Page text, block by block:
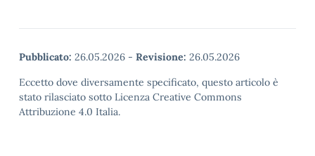
Pubblicato: 26.05.2026 - Revisione: 26.05.2026
Eccetto dove diversamente specificato, questo articolo è
stato rilasciato sotto Licenza Creative Commons
Attribuzione 4.0 Italia.